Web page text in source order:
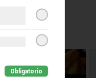
Obligatorio